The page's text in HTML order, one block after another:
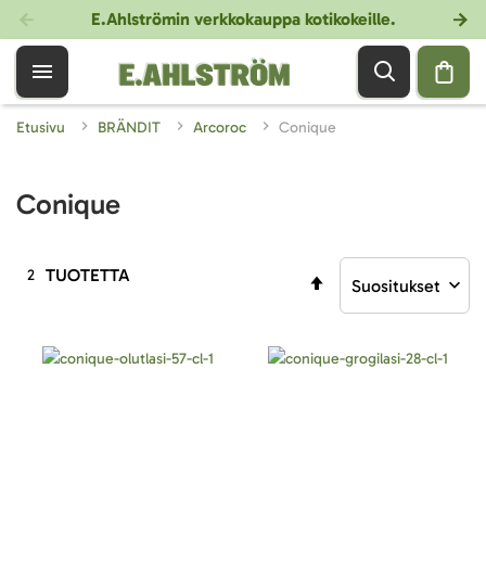
E.Ahlströmin verkkokauppa kotikokeille.
Etusivu BRÄNDIT Arcoroc Conique
Conique
2 TUOTETTA
Aseta